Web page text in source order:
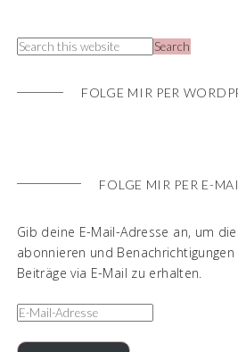
FOLGE MIR PER
FOLGE MIR PER E-
Gib deine E-Mail-Adresse an, um
abonnieren und
Beiträge via E-Mail zu erhalten.